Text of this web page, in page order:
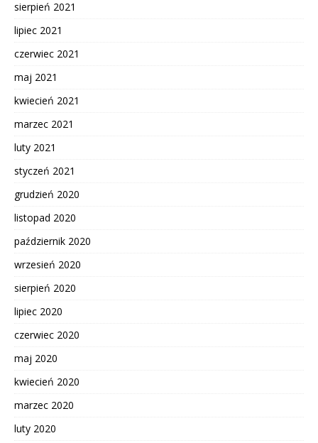
sierpień 2021
lipiec 2021
czerwiec 2021
maj 2021
kwiecień 2021
marzec 2021
luty 2021
styczeń 2021
grudzień 2020
listopad 2020
październik 2020
wrzesień 2020
sierpień 2020
lipiec 2020
czerwiec 2020
maj 2020
kwiecień 2020
marzec 2020
luty 2020